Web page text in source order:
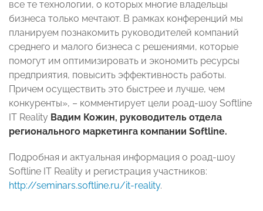
все те технологии, о которых многие владельцы
бизнеса только мечтают. В рамках конференций мы
планируем познакомить руководителей компаний
среднего и малого бизнеса с решениями, которые
помогут им оптимизировать и экономить ресурсы
предприятия, повысить эффективность работы.
Причем осуществить это быстрее и лучше, чем
конкуренты», – комментирует цели роад-шоу Softline
IT Reality Вадим Кожин, руководитель отдела
регионального маркетинга компании Softline.
Подробная и актуальная информация о роад-шоу
Softline IT Reality и регистрация участников:
http://seminars.softline.ru/it-reality.